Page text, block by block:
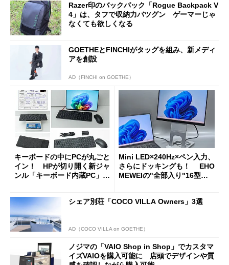
Razer印のバックパック「Rogue Backpack V
4」は、タフで収納力バツグン ゲーマーじゃ
なくても欲しくなる
GOETHEとFINCHIがタッグを組み、新メディ
アを創設
AD（FINCHI on GOETHE）
キーボードの中にPCが丸ごと
イン！ HPが切り開く新ジャ
ンル「キーボード内蔵PC」の
Mini LED×240Hz×ペン入力、
さらにドッキングも！ EHO
MEWEIの"全部入り"16型モ
シェア別荘「COCO VILLA Owners」3選
AD（COCO VILLA on GOETHE）
ノジマの「VAIO Shop in Shop」でカスタマ
イズVAIOを購入可能に 店頭でデザインや質